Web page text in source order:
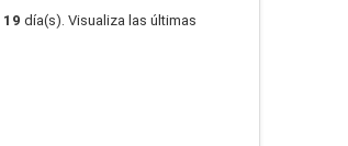
19 día(s). Visualiza las últimas